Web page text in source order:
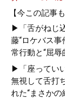
【今この記事
▶「舌がねじ
藤“ロケバス
常行動と“屈辱
▶「座ってい
無視して舌打
れた“まさかの